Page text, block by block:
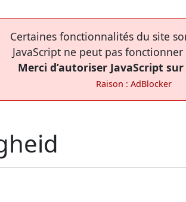
Certaines fonctionnalités du site
JavaScript ne peut pas
Merci d’autoriser JavaScript
Raison : AdBlocker